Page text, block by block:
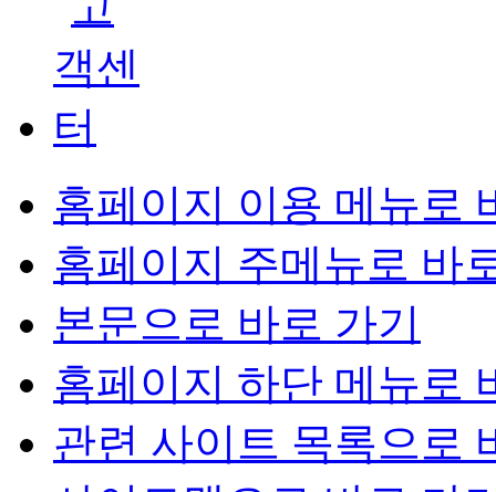
홈페이지 이용 메뉴로
홈페이지 주메뉴로 바
본문으로 바로 가기
홈페이지 하단 메뉴로
관련 사이트 목록으로